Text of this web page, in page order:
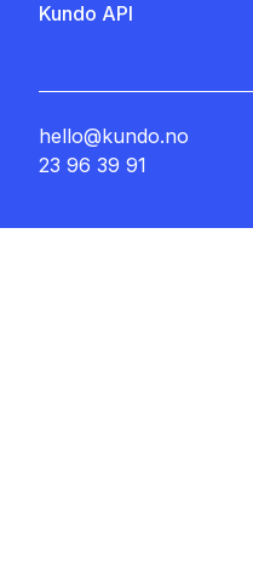
Kundo API
hello@kundo.no
23 96 39 91